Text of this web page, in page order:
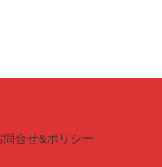
問合せ&ポリシー